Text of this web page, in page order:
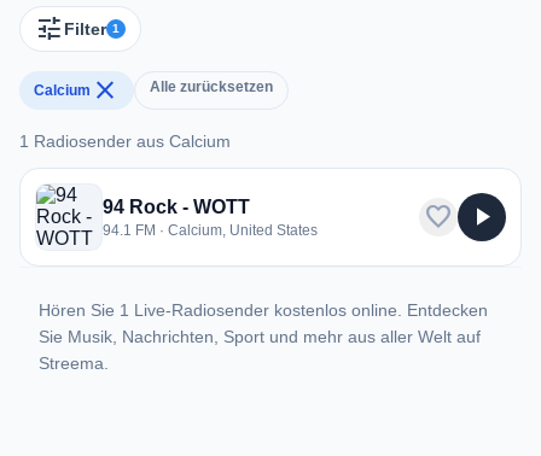
tune Filter 1
Calcium close Alle zurücksetzen
1 Radiosender aus Calcium
1 Radiosender aus Calcium
94 Rock - WOTT
94.1 FM · Calcium, United States favorite play_arrow
Hören Sie 1 Live-Radiosender kostenlos online. Entdecken
Sie Musik, Nachrichten, Sport und mehr aus aller Welt auf
Streema.